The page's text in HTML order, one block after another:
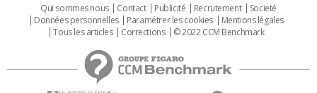
Qui sommes nous Contact Publicité Recrutement
Societé
Données personnelles
Paramétrer les cookies
Mentions légales
Tous les articles
Corrections © 2022 CCM Benchmark